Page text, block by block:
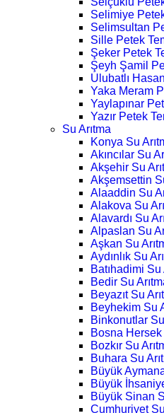
Selimiye
Selimsultan
Sille Petek
Şeker Petek
Şeyh Şamil
Ulubatlı
Yaka Meram
Yaylapınar
Yazır Petek
Su Arıtma
Konya Su
Akıncılar Su
Akşehir Su
Akşemsettin
Alaaddin Su
Alakova Su
Alavardı Su
Alpaslan Su
Aşkan Su
Aydınlık Su
Batıhadimi Su
Bedir Su
Beyazıt Su
Beyhekim Su
Binkonutlar
Bosna Hersek
Bozkır Su
Buhara Su
Büyük
Büyük
Büyük Sinan
Cumhuriyet